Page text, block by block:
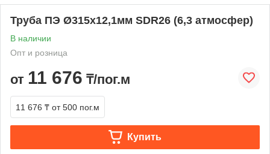
Труба ПЭ Ø315х12,1мм SDR26 (6,3 атмосфер)
В наличии
Опт и розница
от 11 676 ₸/пог.м
11 676 ₸ от 500 пог.м
Купить